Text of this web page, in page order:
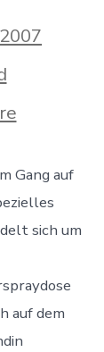
zu
Gang auf
sich um
auf dem